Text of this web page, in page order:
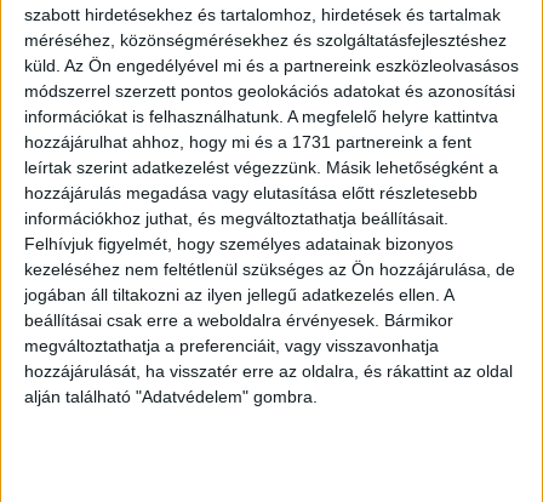
szabott hirdetésekhez és tartalomhoz, hirdetések és tartalmak
méréséhez, közönségmérésekhez és szolgáltatásfejlesztéshez
küld. Az Ön engedélyével mi és a partnereink eszközleolvasásos
módszerrel szerzett pontos geolokációs adatokat és azonosítási
információkat is felhasználhatunk. A megfelelő helyre kattintva
hozzájárulhat ahhoz, hogy mi és a 1731 partnereink a fent
leírtak szerint adatkezelést végezzünk. Másik lehetőségként a
hozzájárulás megadása vagy elutasítása előtt részletesebb
információkhoz juthat, és megváltoztathatja beállításait.
Felhívjuk figyelmét, hogy személyes adatainak bizonyos
kezeléséhez nem feltétlenül szükséges az Ön hozzájárulása, de
jogában áll tiltakozni az ilyen jellegű adatkezelés ellen. A
beállításai csak erre a weboldalra érvényesek. Bármikor
megváltoztathatja a preferenciáit, vagy visszavonhatja
hozzájárulását, ha visszatér erre az oldalra, és rákattint az oldal
alján található "Adatvédelem" gombra.
MI és VR az oktatásban – pályázhatnak a
pedagógusok
Média 2024. május 15.
Tanítás és tanulás az MI vagy XR technológiák